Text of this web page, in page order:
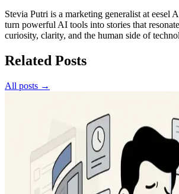
Stevia Putri is a marketing generalist at eesel
turn powerful AI tools into stories that
curiosity, clarity, and the human side of
Related Posts
All posts →